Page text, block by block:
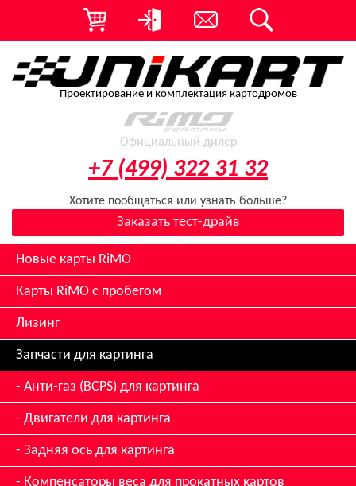
Проектирование и комплектация картодромов
Официальный дилер
+7 (499) 322 31 32
Хотите пообщаться или узнать больше?
Заказать тест-драйв
Новые карты RiMO
Карты RiMO с пробегом
Лизинг
Запчасти для картинга
Анти-газ (BCPS) для картинга
Двигатели для картинга
Задняя ось для картинга
Компенсаторы веса для прокатных картов